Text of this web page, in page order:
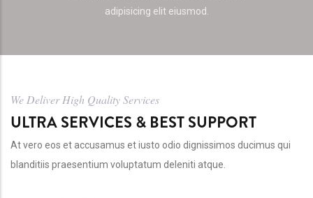
adipisicing elit eiusmod.
We Deliver High Quality Services
ULTRA SERVICES & BEST SUPPORT
At vero eos et accusamus et iusto odio dignissimos ducimus qui
blanditiis praesentium voluptatum deleniti atque.